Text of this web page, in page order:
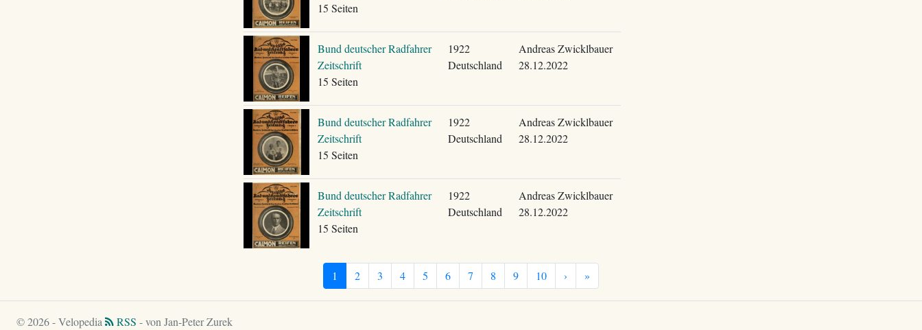
15 Seiten
Bund deutscher Radfahrer
Zeitschrift
15 Seiten
1922
Deutschland
Andreas Zwicklbauer
28.12.2022
Bund deutscher Radfahrer
Zeitschrift
15 Seiten
1922
Deutschland
Andreas Zwicklbauer
28.12.2022
Bund deutscher Radfahrer
Zeitschrift
15 Seiten
1922
Deutschland
Andreas Zwicklbauer
28.12.2022
1 2 3 4 5 6 7 8 9 10 › »
© 2026 - Velopedia RSS - von Jan-Peter Zurek